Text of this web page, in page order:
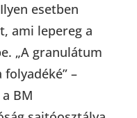
esetben
ami lepereg a
„A granulátum
–
BM